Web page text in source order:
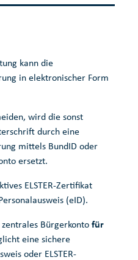
kann die
in elektronischer Form
wird die sonst
durch eine
mittels BundID oder
ersetzt.
ELSTER-Zertifikat
(eID).
Bürgerkonto für
eine sichere
oder ELSTER-